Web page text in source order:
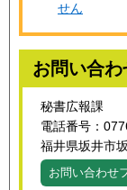
せん
お問い合わ
秘書広報課
電話番号：
福井県坂井市
お問い合わせ